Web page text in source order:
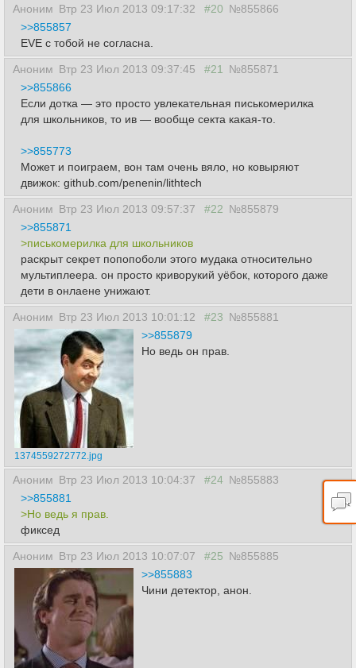
Аноним Втр 23 Июл 2013 09:17:32 #20 №855866
>>855857
EVE c тобой не согласна.
Аноним Втр 23 Июл 2013 09:37:45 #21
№855871
>>855866
Если дотка — это просто увлекательная писькомерилка
для школьников, то ив — вообще секта какая-то.
>>855773
Может и поиграем, вон там очень вяло, но ковыряют
движок: github.com/penenin/lithtech
Аноним Втр 23 Июл 2013 09:57:37 #22 №855879
>>855871
>писькомерилка для школьников
раскрыт секрет попопоболи этого мудака относительно
мультиплеера. он просто криворукий уёбок, которого даже
дети в онлаене унижают.
Аноним Втр 23 Июл 2013 10:01:12 #23 №855881
1374559272772.jpg
>>855879
Но ведь он прав.
Аноним Втр 23 Июл 2013 10:04:37 #24 №855883
>>855881
>Но ведь я прав.
фиксед
Аноним Втр 23 Июл 2013 10:07:07 #25 №855885
>>855883
Чини детектор, анон.